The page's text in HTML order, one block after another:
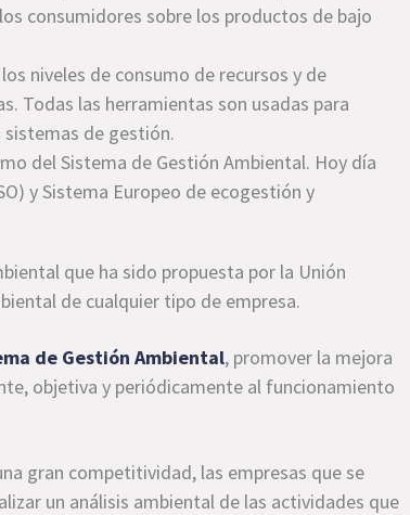
consumidores sobre los productos de bajo
niveles de consumo de recursos y de
Todas las herramientas son usadas para
de gestión.
del Sistema de Gestión Ambiental. Hoy día
y Sistema Europeo de ecogestión y
que ha sido propuesta por la Unión
de cualquier tipo de empresa.
de Gestión Ambiental, promover la mejora
objetiva y periódicamente al funcionamiento
gran competitividad, las empresas que se
un análisis ambiental de las actividades que